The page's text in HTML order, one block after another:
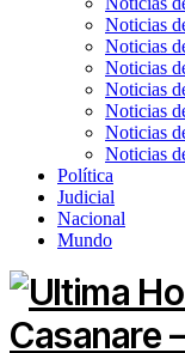
Noticias
Noticias
Noticias
Noticias
Noticias
Noticias
Noticias
Política
Judicial
Nacional
Mundo